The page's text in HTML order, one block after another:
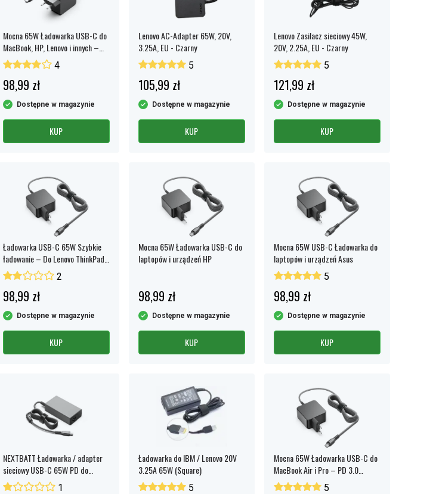
Mocna 65W Ładowarka USB-C do
MacBook, HP, Lenovo i innych –
Szybkie ładowanie PD 3.0
4
98,99 zł
Dostępne w magazynie
KUP
Lenovo AC-Adapter 65W, 20V,
3.25A, EU - Czarny
5
105,99 zł
Dostępne w magazynie
KUP
Lenovo Zasilacz sieciowy 45W,
20V, 2.25A, EU - Czarny
5
121,99 zł
Dostępne w magazynie
KUP
Ładowarka USB-C 65W Szybkie
ładowanie – Do Lenovo ThinkPad,
Yoga, Chromebook
2
98,99 zł
Dostępne w magazynie
KUP
Mocna 65W Ładowarka USB-C do
laptopów i urządzeń HP
98,99 zł
Dostępne w magazynie
KUP
Mocna 65W USB-C Ładowarka do
laptopów i urządzeń Asus
5
98,99 zł
Dostępne w magazynie
KUP
NEXTBATT Ładowarka / adapter
sieciowy USB-C 65W PD do
Macbook, laptopów PC itp.
1
Ładowarka do IBM / Lenovo 20V
3.25A 65W (Square)
5
Mocna 65W Ładowarka USB-C do
MacBook Air i Pro – PD 3.0
Szybkie ładowanie
5